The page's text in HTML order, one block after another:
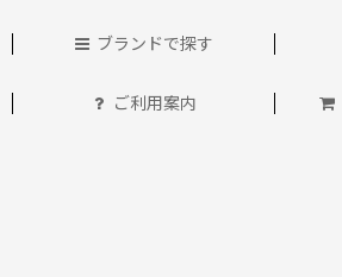
ブランドで探す
ご利用案内